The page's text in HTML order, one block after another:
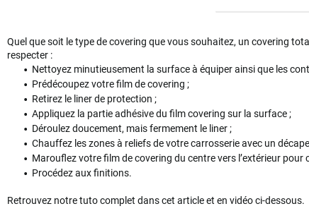
Quel que soit le type de covering que vous souhaitez, un covering
respecter :
Nettoyez minutieusement la surface à équiper ainsi que les
Prédécoupez votre film de covering ;
Retirez le liner de protection ;
Appliquez la partie adhésive du film covering sur la surface ;
Déroulez doucement, mais fermement le liner ;
Chauffez les zones à reliefs de votre carrosserie avec un
Marouflez votre film de covering du centre vers l’extérieur pour
Procédez aux finitions.
Retrouvez notre tuto complet dans cet article et en vidéo ci-dessous.